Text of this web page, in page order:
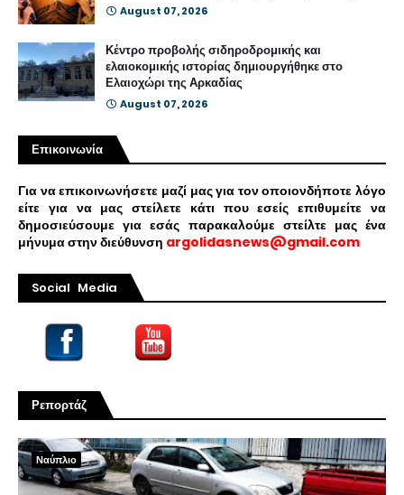
August 07, 2026
Κέντρο προβολής σιδηροδρομικής και
ελαιοκομικής ιστορίας δημιουργήθηκε στο
Ελαιοχώρι της Αρκαδίας
August 07, 2026
Επικοινωνία
Για να επικοινωνήσετε μαζί μας για τον οποιονδήποτε λόγο
είτε για να μας στείλετε κάτι που εσείς επιθυμείτε να
δημοσιεύσουμε για εσάς παρακαλούμε στείλτε μας ένα
μήνυμα στην διεύθυνση argolidasnews@gmail.com
Social Media
Ρεπορτάζ
Ναύπλιο